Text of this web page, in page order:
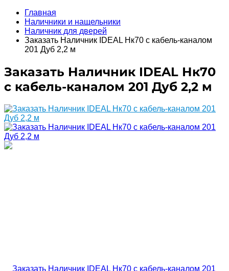
Главная
Наличники и нащельники
Наличник для дверей
Заказать Наличник IDEAL Нк70 с кабель-каналом
201 Дуб 2,2 м
Заказать Наличник IDEAL Нк70
с кабель-каналом 201 Дуб 2,2 м